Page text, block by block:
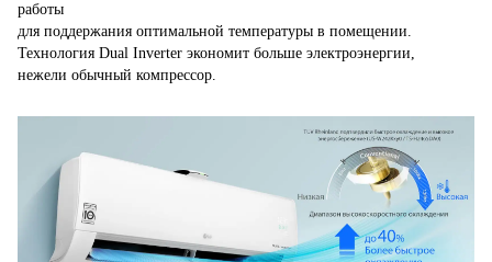
работы
для поддержания оптимальной температуры в помещении.
Технология Dual Inverter экономит больше электроэнергии,
нежели обычный компрессор.